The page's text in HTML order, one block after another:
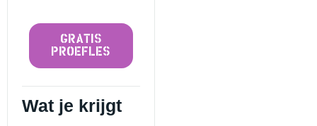
GRATIS
PROEFLES
Wat je krijgt